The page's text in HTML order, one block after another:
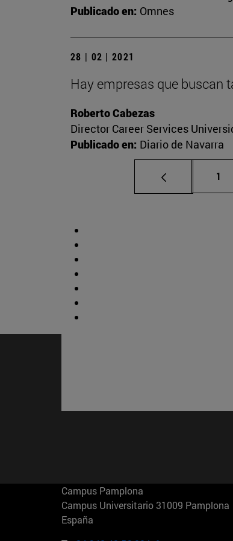
Publicado en: Omnes
28 | 02 | 2021
Hay empresas que buscan
Roberto Cabezas
Director Career Services
Publicado en: Diario de Navarra
1
Campus Pamplona
Campus Universitario 31009 Pamplona
España